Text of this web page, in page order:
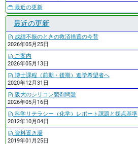
最近の更新
最近の更新
成績不振のときの救済措置の今昔
2026年05月25日
ご案内
2026年05月13日
博士課程（前期・後期）進学希望者へ
2020年12月31日
阪大のシリコン製剤問題
2026年05月16日
科学リテラシー（化学）レポート課題と採点基準
2012年10月04日
資料置き場
2019年01月25日